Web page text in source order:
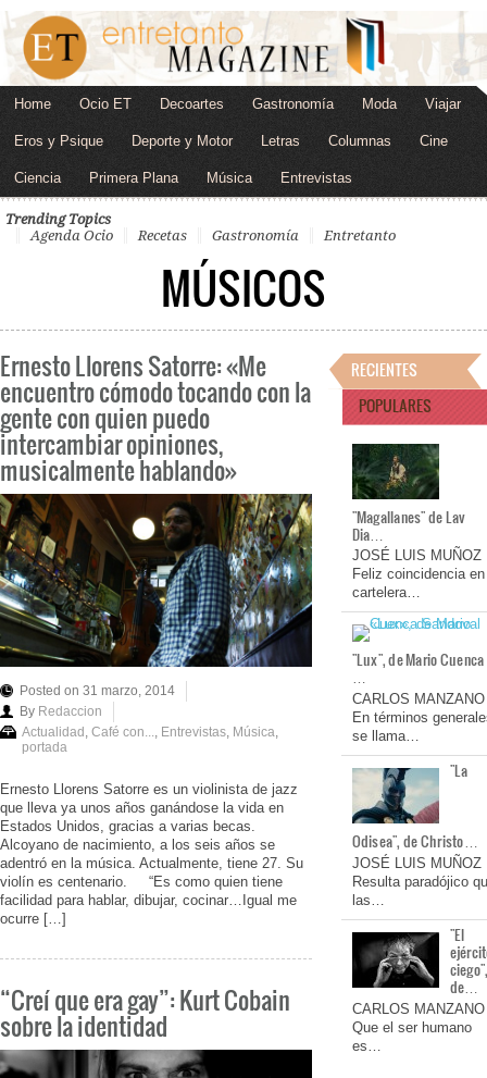
Home Ocio ET Decoartes Gastronomía Moda Viajar
Eros y Psique Deporte y Motor Letras Columnas Cine
Ciencia Primera Plana Música Entrevistas
Trending Topics
Agenda Ocio
Recetas Gastronomía Entretanto
MÚSICOS
Ernesto Llorens Satorre: «Me
encuentro cómodo tocando con la
gente con quien puedo
intercambiar opiniones,
musicalmente hablando»
Posted on 31 marzo, 2014
By Redaccion
Actualidad, Café con..., Entrevistas, Música,
portada
Ernesto Llorens Satorre es un violinista de jazz
que lleva ya unos años ganándose la vida en
Estados Unidos, gracias a varias becas.
Alcoyano de nacimiento, a los seis años se
adentró en la música. Actualmente, tiene 27. Su
violín es centenario. “Es como quien tiene
facilidad para hablar, dibujar, cocinar…Igual me
ocurre […]
“Creí que era gay”: Kurt Cobain
sobre la identidad
RECIENTES
POPULARES
"Magallanes" de Lav
Dia…
JOSÉ LUIS MUÑOZ
Feliz coincidencia en
cartelera…
"Lux", de Mario Cuenca
…
CARLOS MANZANO
En términos
se llama…
"La
Odisea", de Christo…
JOSÉ LUIS MUÑOZ
Resulta paradójico
las…
"El
de…
CARLOS MANZANO
Que el ser humano
es…